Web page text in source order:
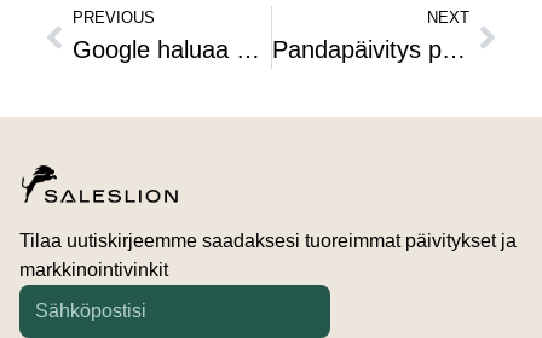
PREVIOUS
Google haluaa nyt sisältöä parasta ennen-päiväyksellä: hakukoneoptimointi osaksi yrityksen viestintästrategiaa
NEXT
Pandapäivitys penää parempaa verkkosisältöä – kotisivujen kirjoittajan pikaopas
Tilaa uutiskirjeemme saadaksesi tuoreimmat päivitykset ja
markkinointivinkit